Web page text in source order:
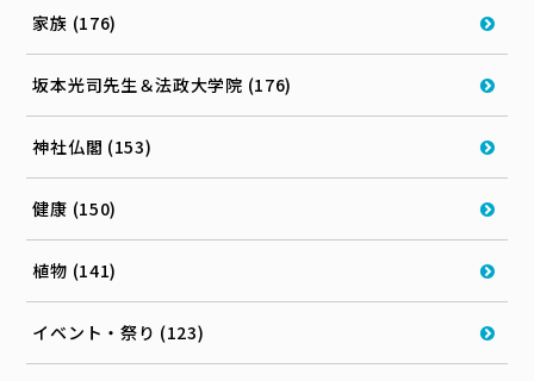
家族 (176)
坂本光司先生＆法政大学院 (176)
神社仏閣 (153)
健康 (150)
植物 (141)
イベント・祭り (123)